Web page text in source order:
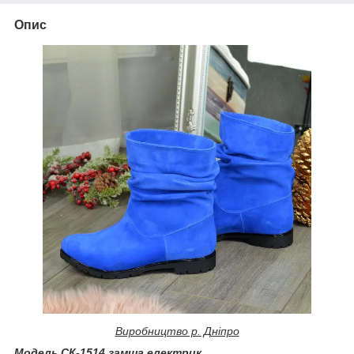
Опис
Виробництво р. Дніпро